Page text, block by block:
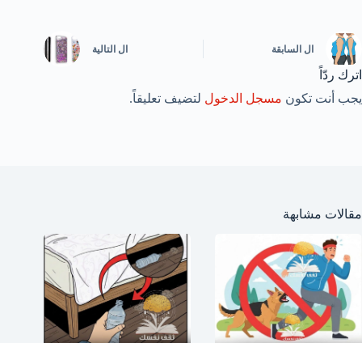
ال السابقة ال التالية
اترك ردّاً
يجب أنت تكون مسجل الدخول لتضيف تعليقاً.
مقالات مشابهة